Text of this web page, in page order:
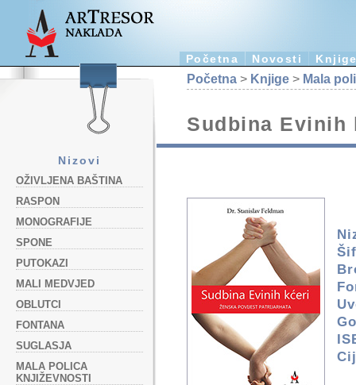
Početna Novosti
Nizovi
OŽIVLJENA BAŠTINA
RASPON
MONOGRAFIJE
SPONE
PUTOKAZI
MALI MEDVJED
OBLUTCI
FONTANA
SUGLASJA
MALA POLICA
KNJIŽEVNOSTI
Početna > Knjige > Mala
Sudbina Evinih